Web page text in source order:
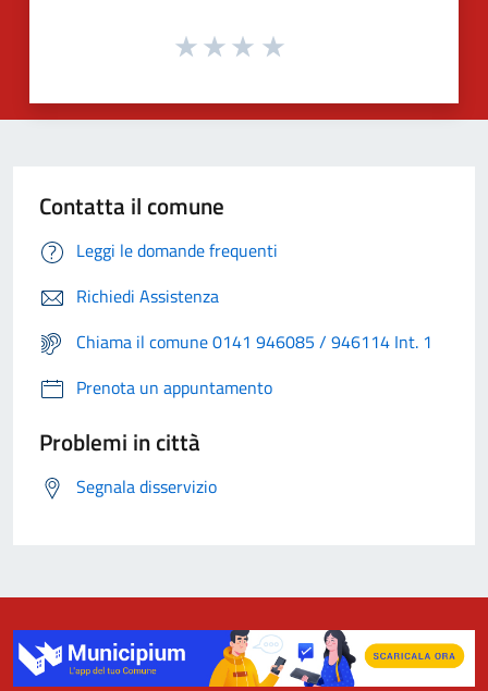
Contatta il comune
Leggi le domande frequenti
Richiedi Assistenza
Chiama il comune 0141 946085 / 946114 Int. 1
Prenota un appuntamento
Problemi in città
Segnala disservizio